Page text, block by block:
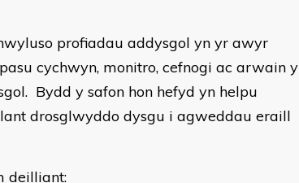
profiadau addysgol yn yr awyr
cychwyn, monitro, cefnogi ac arwain y
Bydd y safon hon hefyd yn helpu
drosglwyddo dysgu i agweddau eraill
deilliant: